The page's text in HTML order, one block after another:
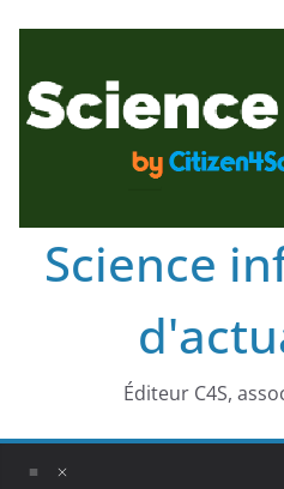
Science
Éditeur C4S,